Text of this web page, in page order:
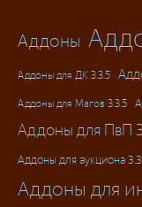
Аддоны
Аддоны для ДК 3.3.5
Аддоны для Магов 3.3.5
Аддоны для ПвП
Аддоны для аукциона
Аддоны для